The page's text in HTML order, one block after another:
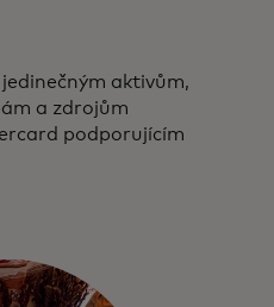
aktivům,
a zdrojům
podporujícím